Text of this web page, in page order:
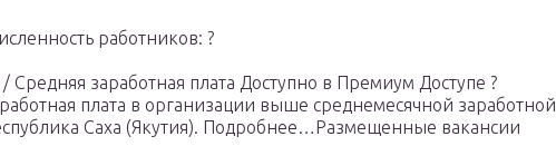
работников: ?
Средняя заработная плата Доступно в Премиум Доступе ?
плата в организации выше среднемесячной заработной
Саха (Якутия). Подробнее…Размещенные вакансии